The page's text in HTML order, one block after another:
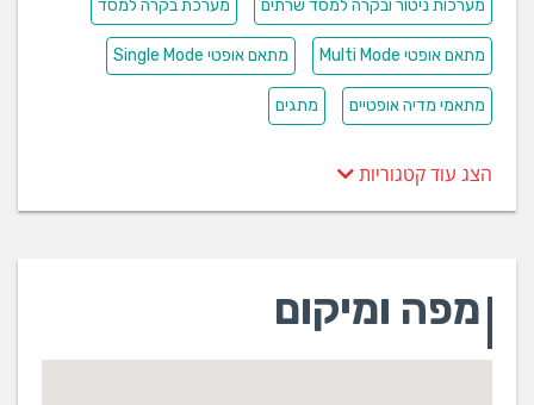
מערכות ניטור ובקרה למסד שרתים מערכת בקרה למסד
מתאם אופטי ‪Multi Mode מתאם אופטי ‪Single Mode
מתאמי מדיה אופטיים מתגים
הצג עוד קטגוריות
מפה ומיקום